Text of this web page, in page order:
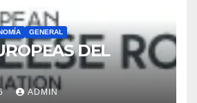
GENERAL
DEL
ADMIN